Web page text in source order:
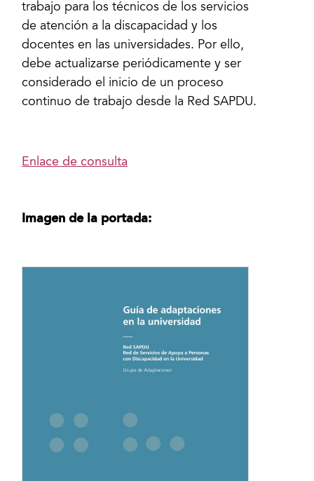
trabajo para los técnicos de los servicios
de atención a la discapacidad y los
docentes en las universidades. Por ello,
debe actualizarse periódicamente y ser
considerado el inicio de un proceso
continuo de trabajo desde la Red SAPDU.
Enlace de consulta
Imagen de la portada: